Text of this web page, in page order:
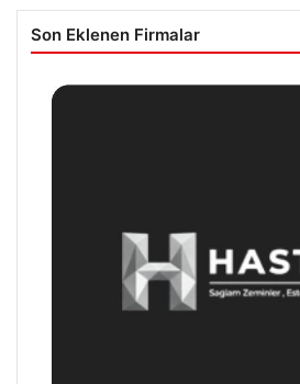
Son Eklenen Firmalar